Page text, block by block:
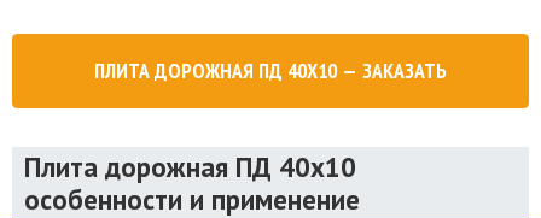
ПЛИТА ДОРОЖНАЯ ПД 40Х10 — ЗАКАЗАТЬ
Плита дорожная ПД 40х10
особенности и применение